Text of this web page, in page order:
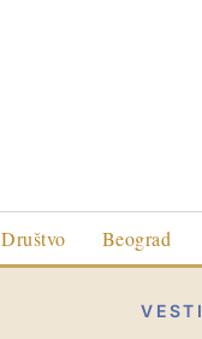
Društvo Beograd
VESTI